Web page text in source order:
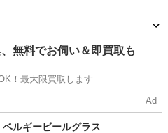
無い
無料でお伺い＆即買取も
！最大限買取します
Ad
ベルギービールグラス